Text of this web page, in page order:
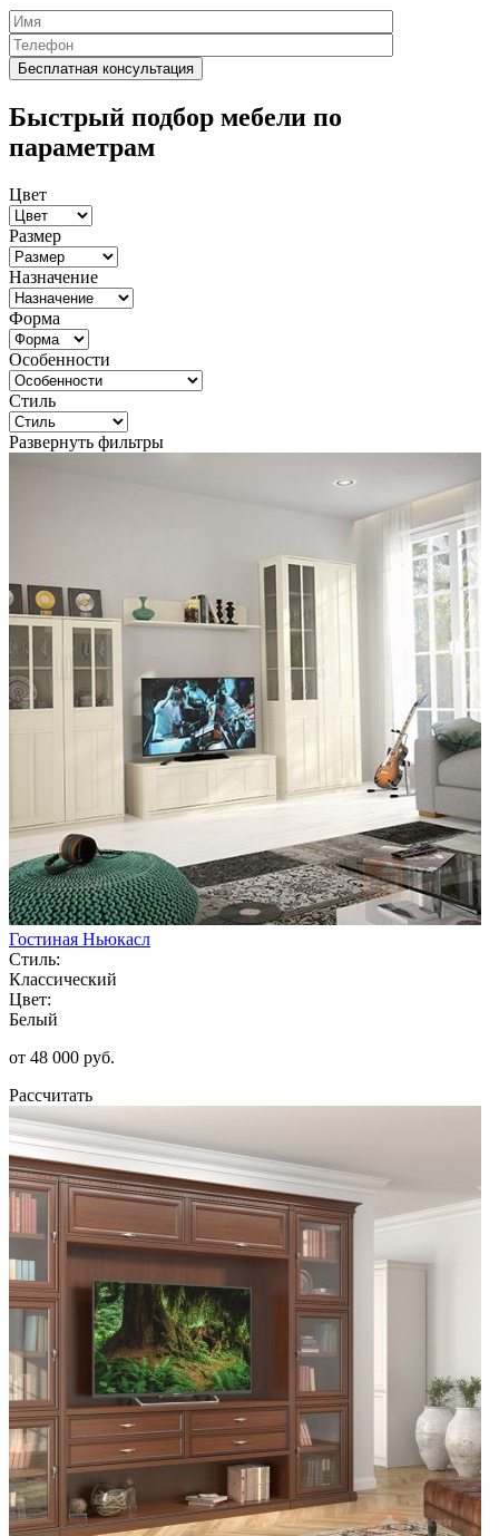
Быстрый подбор мебели по
параметрам
Цвет
Размер
Назначение
Форма
Особенности
Стиль
Развернуть фильтры
Гостиная Ньюкасл
Стиль:
Классический
Цвет:
Белый
от 48 000 руб.
Рассчитать